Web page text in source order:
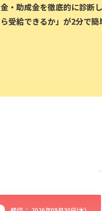
金・助成金を徹底的に診断
ら受給できるか」が2分で簡